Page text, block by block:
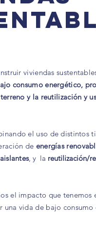
viviendas
consumoenergético,
y la reutilización y
el uso de distintos
de energías
, y la reutilización/
el impacto que tenemos
vida de bajo consumo